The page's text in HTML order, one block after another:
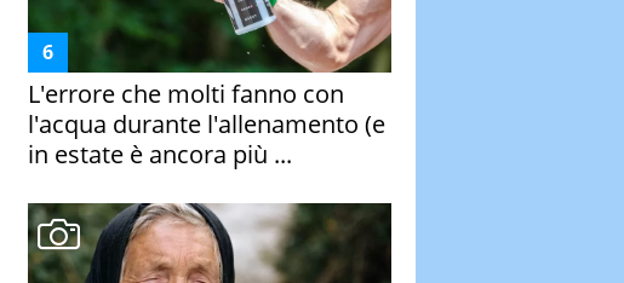
L'errore che molti fanno con
l'acqua durante l'allenamento (e
in estate è ancora più ...